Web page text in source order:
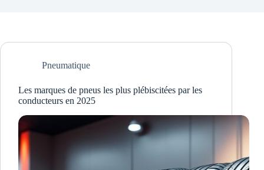
Pneumatique
Les marques de pneus les plus plébiscitées par les
conducteurs en 2025